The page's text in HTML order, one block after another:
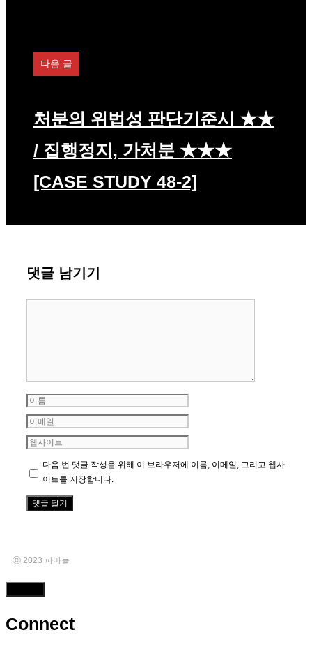
다음 글
처분의 위법성 판단기준시 ★★
/ 집행정지, 가처분 ★★★
[CASE STUDY 48-2]
댓글 남기기
이
름
이
메
일
웹
이
다음 번 댓글 작성을 위해 이 브라우저에 이름, 이메일, 그리고 웹사
이트를 저장합니다.
ⓒ 2023 파마늘
Close
Connect